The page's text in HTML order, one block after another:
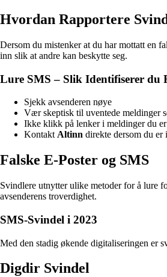
Hvordan Rapportere
Dersom du mistenker at du har mottatt en
inn slik at andre kan beskytte seg.
Lure SMS – Slik Identifiserer du
Sjekk avsenderen nøye
Vær skeptisk til uventede meldinger
Ikke klikk på lenker i meldinger du
Kontakt Altinn direkte dersom du er
Falske E-Poster og SMS
Svindlere utnytter ulike metoder for å lure
avsenderens troverdighet.
SMS-Svindel i 2023
Med den stadig økende digitaliseringen er
Digdir Svindel